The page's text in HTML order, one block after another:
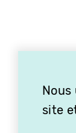
site